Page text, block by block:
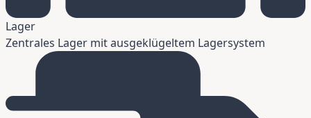
Lager
Zentrales Lager mit ausgeklügeltem Lagersystem